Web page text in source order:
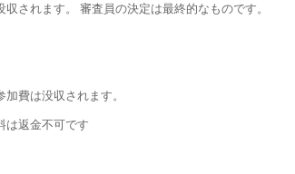
されます。 審査員の決定は最終的なものです。
費は没収されます。
は返金不可です